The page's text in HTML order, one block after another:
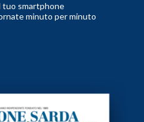
tuo smartphone
minuto per minuto